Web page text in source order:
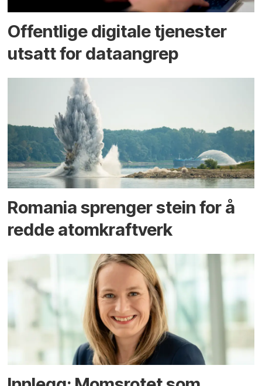
Offentlige digitale tjenester
utsatt for dataangrep
Romania sprenger stein for å
redde atomkraftverk